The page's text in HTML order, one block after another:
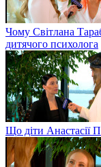
Чому Світлана
дитячого психолога
Що діти Анастасії